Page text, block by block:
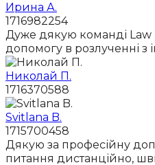
Ирина А.
1716982254
Дуже дякую команді Law
допомогу в розлученні з
Николай П.
1716370588
Svitlana B.
1715700458
Дякую за професійну
питання дистанційно,